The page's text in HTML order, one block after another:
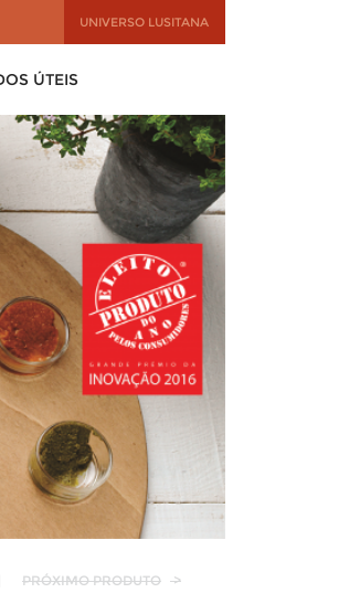
UNIVERSO LUSITANA
ÚTEIS
PRÓXIMO PRODUTO >